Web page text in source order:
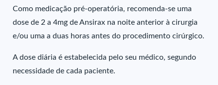
Como medicação pré-operatória, recomenda-se uma
dose de 2 a 4mg de Ansirax na noite anterior à cirurgia
e/ou uma a duas horas antes do procedimento cirúrgico.
A dose diária é estabelecida pelo seu médico, segundo
necessidade de cada paciente.